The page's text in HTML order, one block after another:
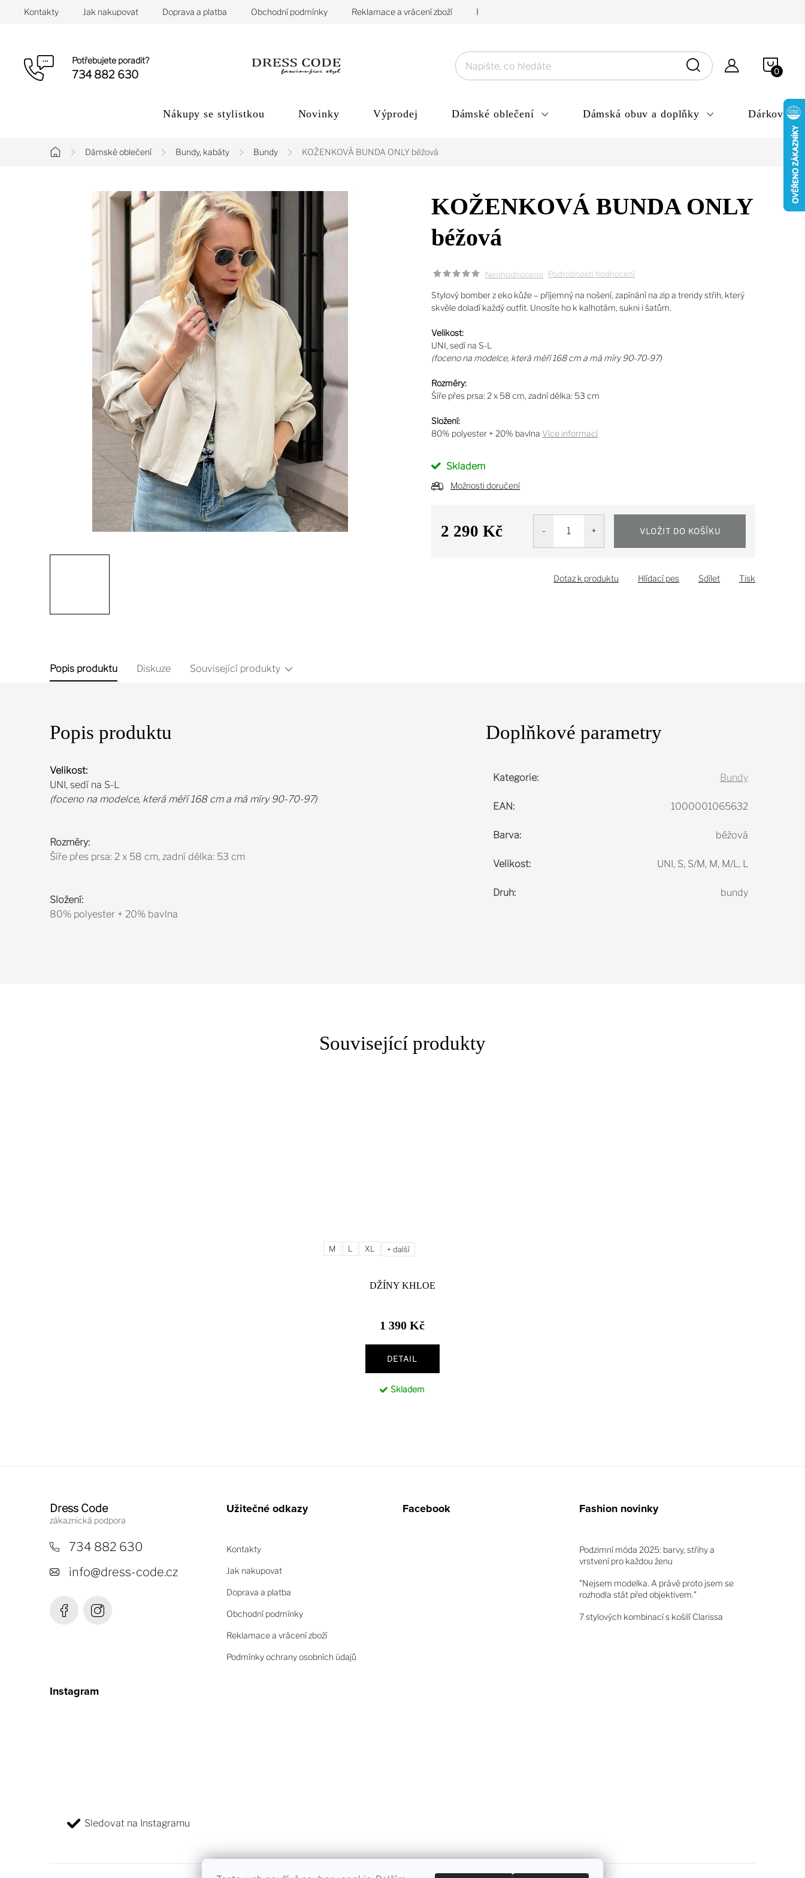
Potřebujete poradit?
734 882 630
Kontakty Jak nakupovat Doprava a platba Obchodní podmínky Reklamace a vrácení zboží Podmínky ochrany osobních údajů
Nákupy se stylistkou Novinky Výprodej Dámské oblečení Dámská obuv a doplňky Dárkové
Domů
Dámské oblečení Bundy, kabáty Bundy KOŽENKOVÁ BUNDA ONLY béžová
KOŽENKOVÁ BUNDA ONLY
béžová
Neohodnoceno Podrobnosti hodnocení
Stylový bomber z eko kůže – příjemný na nošení, zapínání na zip a trendy střih, který
skvěle doladí každý outfit. Unosíte ho k kalhotám, sukni i šatům.
Velikost:
UNI, sedí na S-L
(foceno na modelce, která měří 168 cm a má míry 90-70-97)
Rozměry:
Šíře přes prsa: 2 x 58 cm, zadní délka: 53 cm
Složení:
80% polyester + 20% bavlna Více informací
Skladem
Možnosti doručení
2 290 Kč VLOŽIT DO KOŠÍKU
Tisk
Dotaz k produktu Hlídací pes Sdílet
Popis produktu Diskuze Související produkty
Popis produktu
Velikost:
UNI, sedí na S-L
(foceno na modelce, která měří 168 cm a má míry 90-70-97)
Rozměry:
Šíře přes prsa: 2 x 58 cm, zadní délka: 53 cm
Složení:
80% polyester + 20% bavlna
Doplňkové parametry
Kategorie: Bundy
EAN: 1000001065632
Barva: béžová
Velikost: UNI, S, S/M, M, M/L, L
Druh: bundy
Související produkty
M L XL + další
DŽÍNY KHLOE
1 390 Kč
DETAIL
Skladem
Dress Code
734 882 630
info@dress-code.cz
Užitečné odkazy
Kontakty
Jak nakupovat
Doprava a platba
Obchodní podmínky
Reklamace a vrácení zboží
Podmínky ochrany osobních údajů
Facebook Fashion novinky
Podzimní móda 2025: barvy, střihy a
vrstvení pro každou ženu
"Nejsem modelka. A právě proto jsem se
rozhodla stát před objektivem."
7 stylových kombinací s košilí Clarissa
Instagram
Sledovat na Instagramu